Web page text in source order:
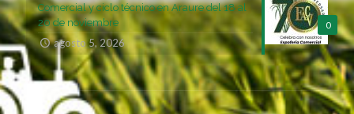
0
Comercial y ciclo técnico en Araure del 18 al
20 de noviembre
agosto 5, 2026